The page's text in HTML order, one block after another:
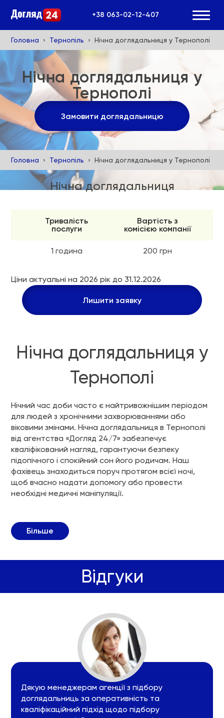
+38 063-02-12-407
Головна Тернопіль Нічна доглядальниця у Тернополі
Нічна доглядальниця у
Тернополі
Замовити доглядальницю
Головна Тернопіль Нічна доглядальниця у Тернополі
Нічна доглядальниця
Тривалість
послуги
Вартість з
комісією компанії
1 година 200 грн
Ціни актуальні на 2026 рік до 31.12.2026
Лишити заявку
Нічна доглядальниця у
Тернополі
Нічний час доби часто є найтривожнішим періодом
для людей з хронічними захворюваннями або
віковими змінами. Нічна доглядальниця в Тернополі
від агентства «Догляд 24/7» забезпечує
кваліфікований нагляд, гарантуючи безпеку
підопічного і спокійний сон його родичам. Наш
фахівець знаходиться поруч протягом всієї ночі,
щоб вчасно надати допомогу або провести
необхідні медичні маніпуляції.
Більше
Відгуки
Дякую менеджерам агенції з підбору
доглядальниць за оперативність та
кваліфікаційний підхід щодо підбору